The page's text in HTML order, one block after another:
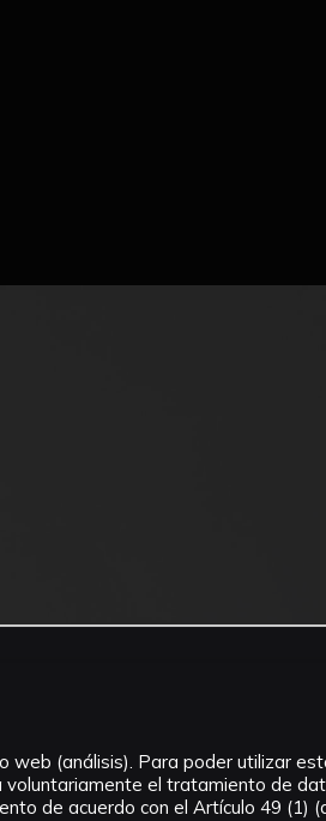
(análisis). Para poder utilizar
voluntariamente el tratamiento de
de acuerdo con el Artículo 49 (1)